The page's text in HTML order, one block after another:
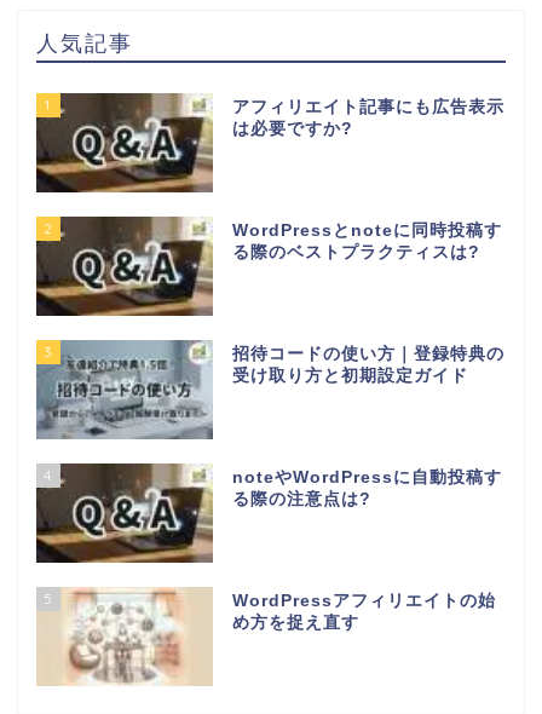
人気記事
1
アフィリエイト記事にも広告表示
は必要ですか?
2
WordPressとnoteに同時投稿す
る際のベストプラクティスは?
3
招待コードの使い方｜登録特典の
受け取り方と初期設定ガイド
4
noteやWordPressに自動投稿す
る際の注意点は?
5
WordPressアフィリエイトの始
め方を捉え直す